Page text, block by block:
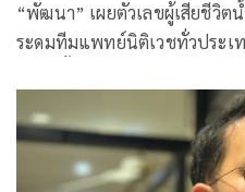
“พัฒนา” เผยตัวเลขผู้เสียชีวิต
ระดมทีมแพทย์นิติเวชทั่วประเ